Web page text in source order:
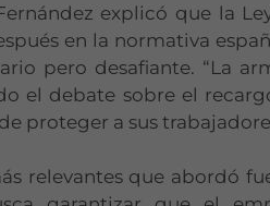
explicó que la
en la normativa
pero desafiante. “La
el debate sobre el
proteger a sus
relevantes que abordó